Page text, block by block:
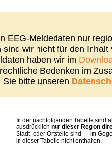
EEG-Meldedaten nur
sind wir nicht für den Inhalt
haben wir im
Bedenken im
Sie bitte unseren
In der nachfolgenden Tabelle sind
ausdrücklich nur dieser Region
Stadt- oder Ortsteile sind — im
in dieser Tabelle nicht enthalten.